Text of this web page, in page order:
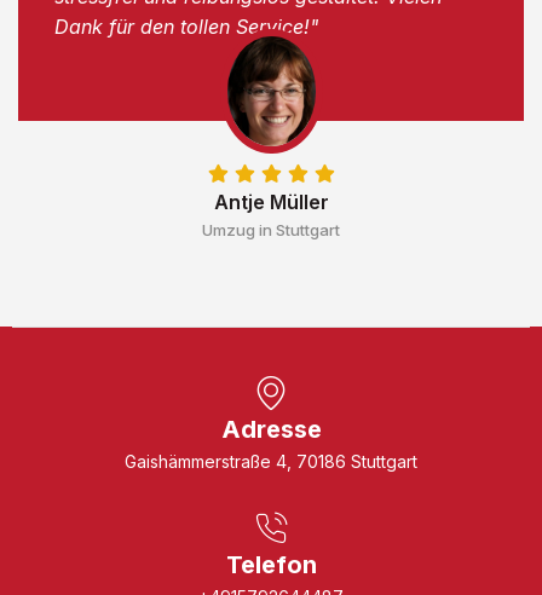
Antje Müller
Umzug in Stuttgart
Dank für den tollen Service!"
Adresse
Gaishämmerstraße 4, 70186 Stuttgart
Telefon